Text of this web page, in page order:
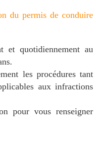
du permis de conduire
et quotidiennement au
les procédures tant
aux infractions
pour vous renseigner